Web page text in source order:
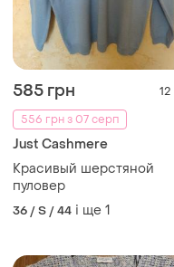
585 грн
12
556 грн з 07 серп
Just Cashmere
Красивый шерстяной
пуловер
36 / S / 44 і ще 1